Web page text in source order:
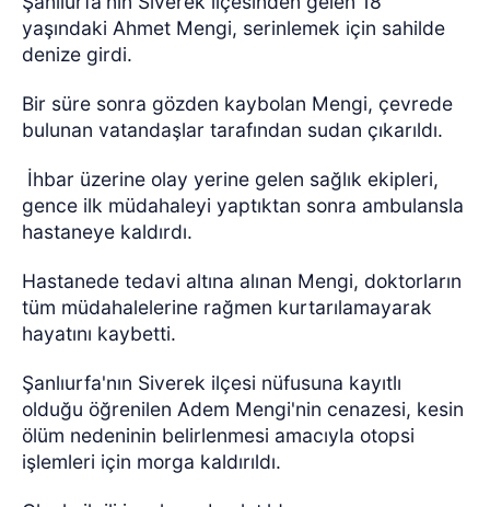
yaşındaki Ahmet Mengi, serinlemek için sahilde
denize girdi.
Bir süre sonra gözden kaybolan Mengi, çevrede
bulunan vatandaşlar tarafından sudan çıkarıldı.
İhbar üzerine olay yerine gelen sağlık ekipleri,
gence ilk müdahaleyi yaptıktan sonra ambulansla
hastaneye kaldırdı.
Hastanede tedavi altına alınan Mengi, doktorların
tüm müdahalelerine rağmen kurtarılamayarak
hayatını kaybetti.
Şanlıurfa'nın Siverek ilçesi nüfusuna kayıtlı
olduğu öğrenilen Adem Mengi'nin cenazesi, kesin
ölüm nedeninin belirlenmesi amacıyla otopsi
işlemleri için morga kaldırıldı.